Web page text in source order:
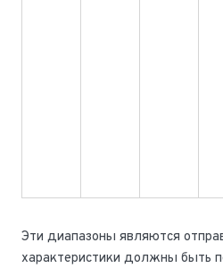
Эти диапазоны являются
характеристики должны быть